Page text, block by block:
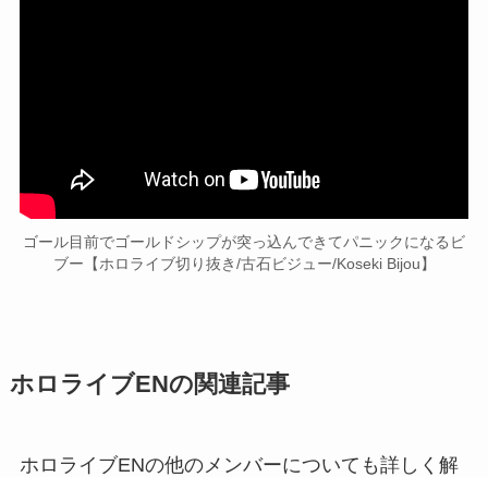
ゴール目前でゴールドシップが突っ込んできてパニックになるビ
ブー【ホロライブ切り抜き/古石ビジュー/Koseki Bijou】
ホロライブENの関連記事
ホロライブENの他のメンバーについても詳しく解